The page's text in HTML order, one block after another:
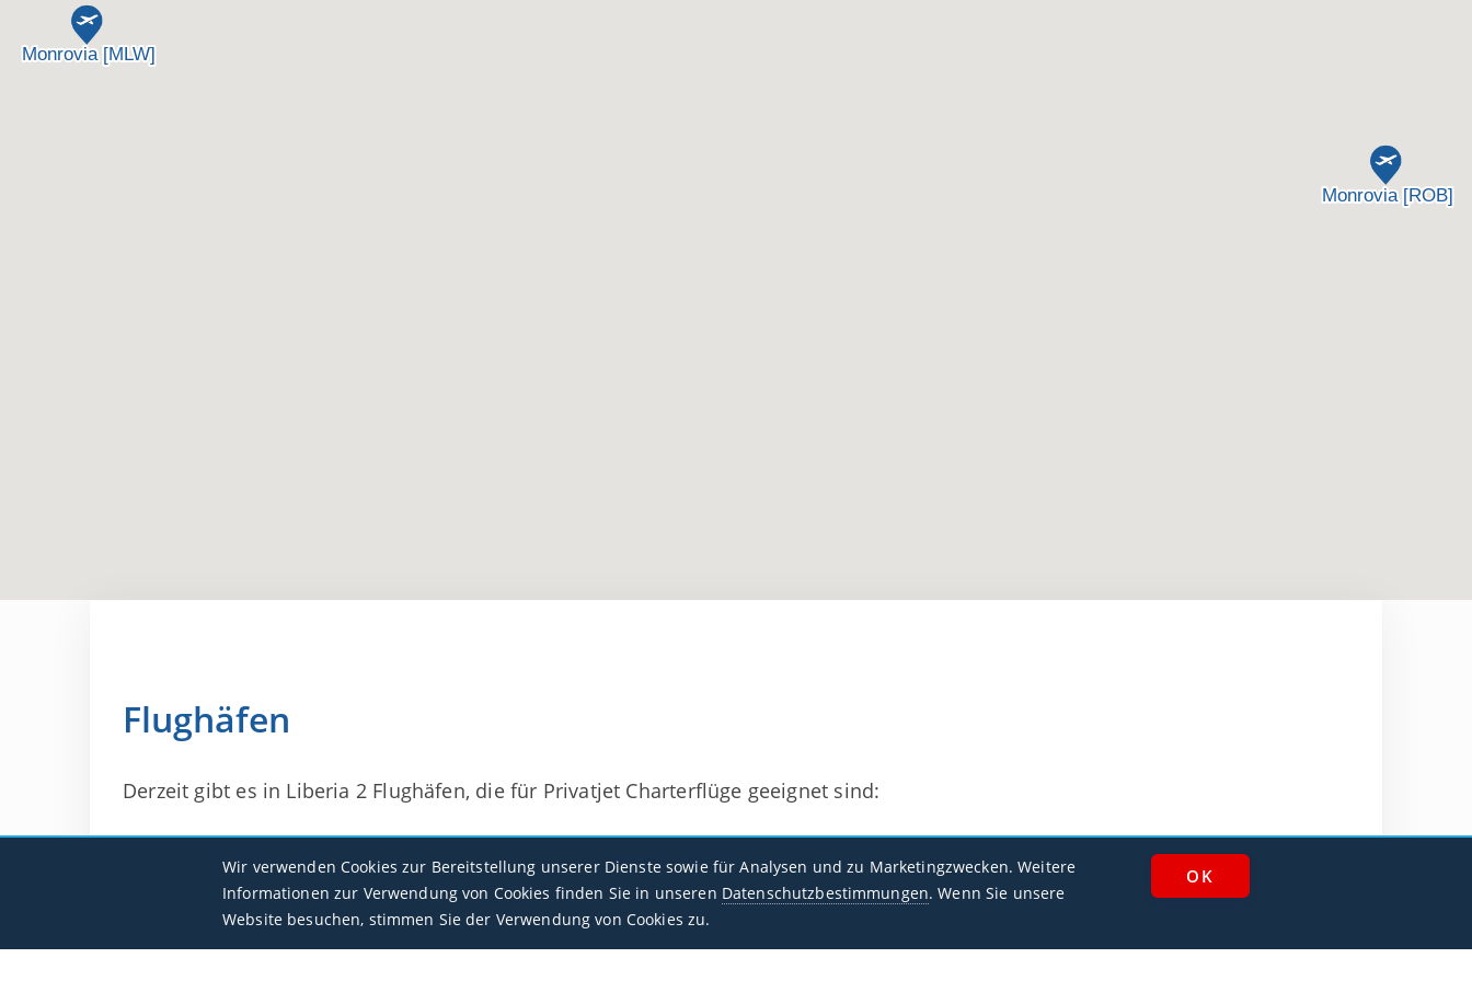
Flughäfen
Derzeit gibt es in Liberia 2 Flughäfen, die für Privatjet Charterflüge geeignet sind:
Roberts Intl
GLRB / ROB
Spriggs Payne
GLMR / MLW
Wir verwenden Cookies zur Bereitstellung unserer Dienste sowie für Analysen und zu Marketingzwecken. Weitere
Informationen zur Verwendung von Cookies finden Sie in unseren Datenschutzbestimmungen. Wenn Sie unsere
Website besuchen, stimmen Sie der Verwendung von Cookies zu.